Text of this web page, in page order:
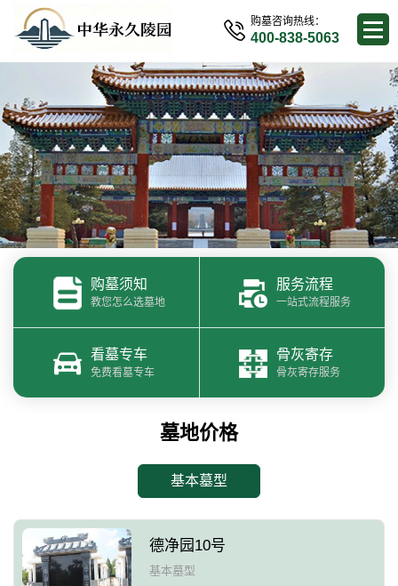
购墓咨询热线：
400-838-5063
购墓须知
教您怎么选墓地
服务流程
一站式流程服务
看墓专车
免费看墓专车
骨灰寄存
骨灰寄存服务
墓地价格
基本墓型
德净园10号
基本墓型